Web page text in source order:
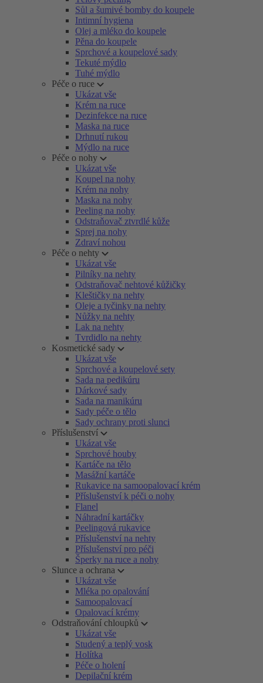
Sůl a šumivé bomby do koupele
Intimní hygiena
Olej a mléko do koupele
Pěna do koupele
Sprchové a koupelové sady
Tekuté mýdlo
Tuhé mýdlo
Péče o ruce
Ukázat vše
Krém na ruce
Dezinfekce na ruce
Maska na ruce
Drhnutí rukou
Mýdlo na ruce
Péče o nohy
Ukázat vše
Koupel na nohy
Krém na nohy
Maska na nohy
Peeling na nohy
Odstraňovač ztvrdlé kůže
Sprej na nohy
Zdraví nohou
Péče o nehty
Ukázat vše
Pilníky na nehty
Odstraňovač nehtové kůžičky
Kleštičky na nehty
Oleje a tyčinky na nehty
Nůžky na nehty
Lak na nehty
Tvrdidlo na nehty
Kosmetické sady
Ukázat vše
Sprchové a koupelové sety
Sada na pedikúru
Dárkové sady
Sada na manikúru
Sady péče o tělo
Sady ochrany proti slunci
Příslušenství
Ukázat vše
Sprchové houby
Kartáče na tělo
Masážní kartáče
Rukavice na samoopalovací krém
Příslušenství k péči o nohy
Flanel
Náhradní kartáčky
Peelingová rukavice
Příslušenství na nehty
Příslušenství pro péči
Šperky na ruce a nohy
Slunce a ochrana
Ukázat vše
Mléka po opalování
Samoopalovací
Opalovací krémy
Odstraňování chloupků
Ukázat vše
Studený a teplý vosk
Holítka
Péče o holení
Depilační krém